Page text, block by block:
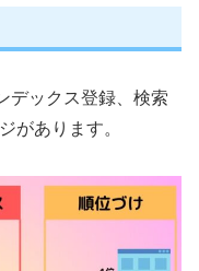
デックス登録、検索
があります。